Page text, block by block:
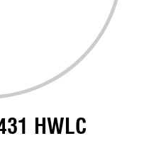
HWLC